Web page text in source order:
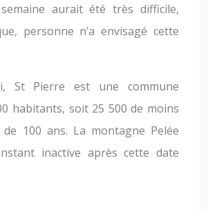
aurait été très difficile,
personne n’a envisagé cette
St Pierre est une commune
habitants, soit 25 500 de moins
100 ans. La montagne Pelée
inactive après cette date